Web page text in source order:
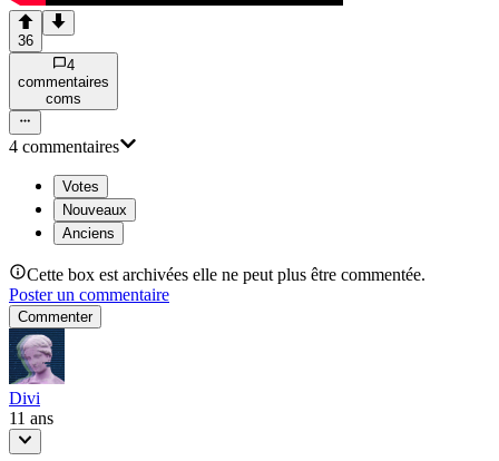
36
4
commentaires
coms
4 commentaires
Votes
Nouveaux
Anciens
Cette box est archivées elle ne peut plus être commentée.
Poster un commentaire
Commenter
Divi
11 ans